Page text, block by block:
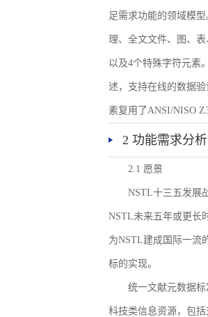
足需求功能的领域模
理、全文文件、图、
以及4个特殊字符元素
述，支持在线的数据
素复用了ANSI/NISO
2 功能需求分析
2.1 愿景
NSTL十三五发展
NSTL未来五年或更长
为NSTL建成国际一流
标的实现。
统一文献元数据
科技类信息资源，包